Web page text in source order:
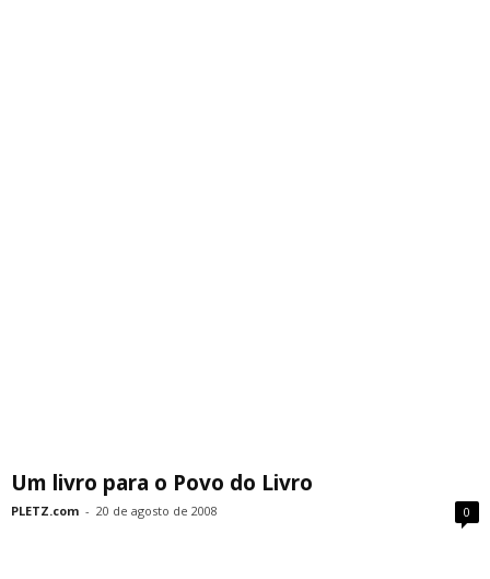
Um livro para o Povo do Livro
PLETZ.com - 20 de agosto de 2008 0